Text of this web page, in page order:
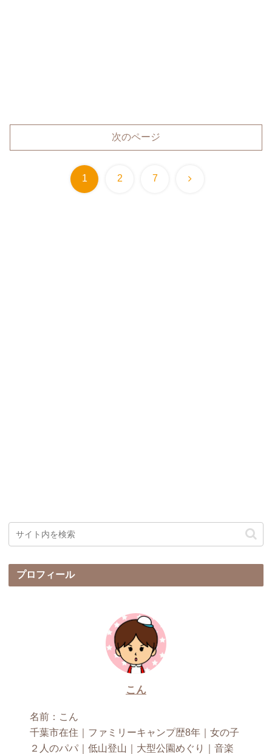
次のページ
1 2 7 次
プロフィール
こん
名前：こん
千葉市在住｜ファミリーキャンプ歴8年｜女の子
２人のパパ｜低山登山｜大型公園めぐり｜音楽